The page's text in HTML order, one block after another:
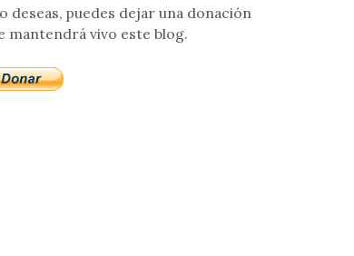
deseas, puedes dejar una donación
mantendrá vivo este blog.